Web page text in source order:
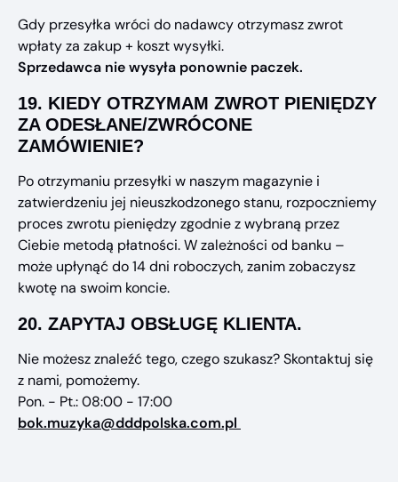
Gdy przesyłka wróci do nadawcy otrzymasz zwrot
wpłaty za zakup + koszt wysyłki.
Sprzedawca nie wysyła ponownie paczek.
19. KIEDY OTRZYMAM ZWROT PIENIĘDZY
ZA ODESŁANE/ZWRÓCONE
ZAMÓWIENIE?
Po otrzymaniu przesyłki w naszym magazynie i
zatwierdzeniu jej nieuszkodzonego stanu, rozpoczniemy
proces zwrotu pieniędzy zgodnie z wybraną przez
Ciebie metodą płatności. W zależności od banku –
może upłynąć do 14 dni roboczych, zanim zobaczysz
kwotę na swoim koncie.
20. ZAPYTAJ OBSŁUGĘ KLIENTA.
Nie możesz znaleźć tego, czego szukasz? Skontaktuj się
z nami, pomożemy.
Pon. - Pt.: 08:00 - 17:00
bok.muzyka@dddpolska.com.pl